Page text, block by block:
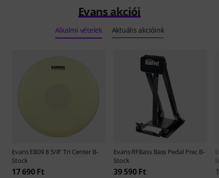
Evans akciói
Alkalmi vételek Aktuális akcióink
EvansEB09 8 5/8" Tri Center B-
Stock
17 690 Ft
EvansRFBass Bass Pedal Prac B-
Stock
39 590 Ft